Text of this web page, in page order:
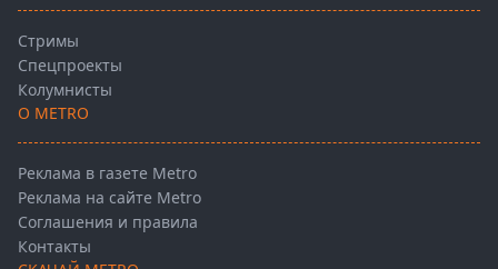
Стримы
Спецпроекты
Колумнисты
О METRO
Реклама в газете Metro
Реклама на сайте Metro
Соглашения и правила
Контакты